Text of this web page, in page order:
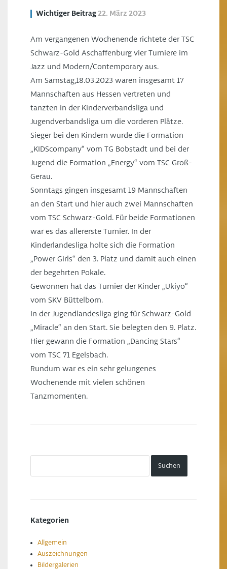
Wichtiger Beitrag22. März 2023
Am vergangenen Wochenende richtete der TSC
Schwarz-Gold Aschaffenburg vier Turniere im
Jazz und Modern/Contemporary aus.
Am Samstag,18.03.2023 waren insgesamt 17
Mannschaften aus Hessen vertreten und
tanzten in der Kinderverbandsliga und
Jugendverbandsliga um die vorderen Plätze.
Sieger bei den Kindern wurde die Formation
„KIDScompany“ vom TG Bobstadt und bei der
Jugend die Formation „Energy“ vom TSC Groß-
Gerau.
Sonntags gingen insgesamt 19 Mannschaften
an den Start und hier auch zwei Mannschaften
vom TSC Schwarz-Gold. Für beide Formationen
war es das allererste Turnier. In der
Kinderlandesliga holte sich die Formation
„Power Girls“ den 3. Platz und damit auch einen
der begehrten Pokale.
Gewonnen hat das Turnier der Kinder „Ukiyo“
vom SKV Büttelborn.
In der Jugendlandesliga ging für Schwarz-Gold
„Miracle“ an den Start. Sie belegten den 9. Platz.
Hier gewann die Formation „Dancing Stars“
vom TSC 71 Egelsbach.
Rundum war es ein sehr gelungenes
Wochenende mit vielen schönen
Tanzmomenten.
Kategorien
Allgemein
Auszeichnungen
Bildergalerien